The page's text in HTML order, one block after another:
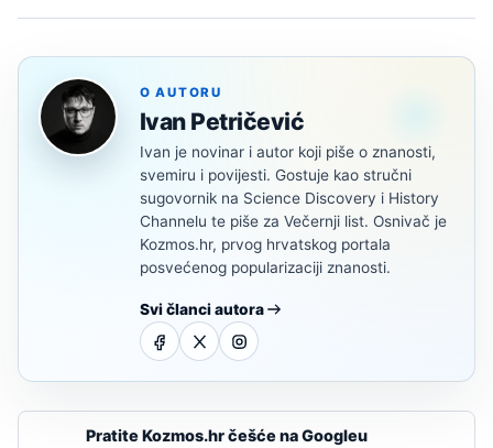
O AUTORU
Ivan Petričević
Ivan je novinar i autor koji piše o znanosti,
svemiru i povijesti. Gostuje kao stručni
sugovornik na Science Discovery i History
Channelu te piše za Večernji list. Osnivač je
Kozmos.hr, prvog hrvatskog portala
posvećenog popularizaciji znanosti.
Svi članci autora
Pratite Kozmos.hr češće na Googleu